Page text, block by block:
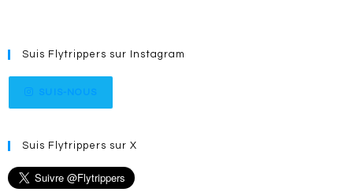
Suis Flytrippers sur Instagram
Suis Flytrippers sur X